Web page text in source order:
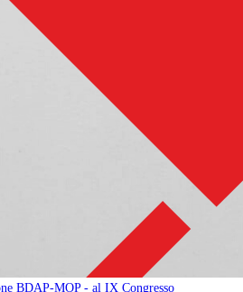
BDAP-MOP - al IX Congresso